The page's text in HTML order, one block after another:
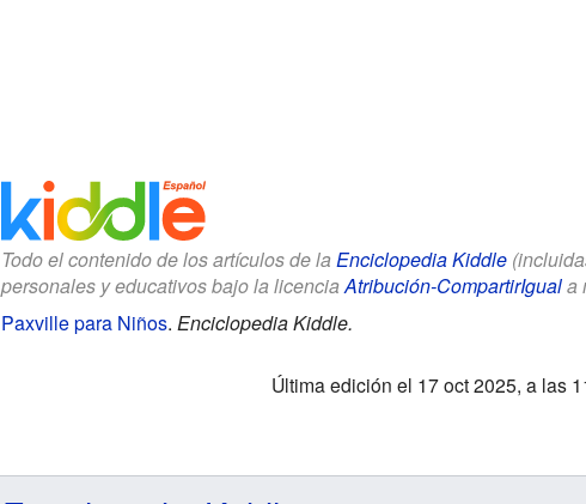
Todo el contenido de los artículos de la Enciclopedia Kiddle
personales y educativos bajo la licencia Atribución-CompartirIguala
Paxville para Niños. Enciclopedia Kiddle.
Última edición el 17 oct 2025, a las